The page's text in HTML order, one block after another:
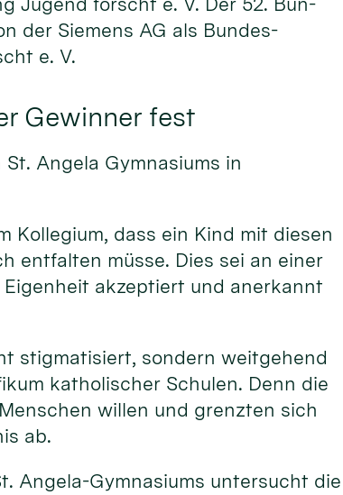
© Erzbistum Köln
der Siemens AG als Bundes­
e. V.
Gewinner fest
Angela Gymnasiums in
Kollegium, dass ein Kind mit diesen
entfalten müsse. Dies sei an einer
akzeptiert und anerkannt
stigmatisiert, sondern weitgehend
katholischer Schulen. Denn die
willen und grenzten sich
ab.
Angela-Gymnasiums untersucht die